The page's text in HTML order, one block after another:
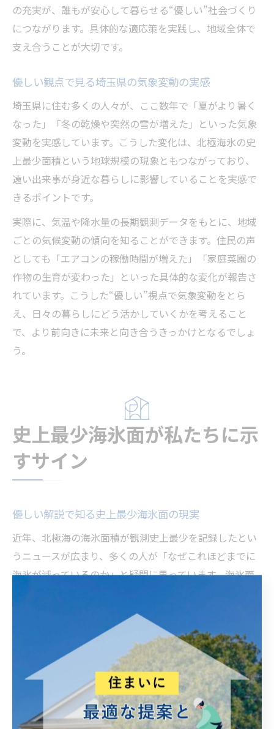
の充実が、誰もが安心して暮らせる“優しい”社会づくり
につながります。具体的な適応策を実践し、地域全体で
支え合うことが大切です。
優しい観点で見る埼玉県の気象変動の実感
埼玉県に住む多くの人々が、ここ数年で「夏がより暑く
なった」「冬の乾燥や突然の雪が増えた」といった気象
変動を実感しています。こうした変化は、北極海氷の史
上最少面積という地球規模の現象ともつながっており、
遠い出来事が身近な暮らしに影響していることを実感で
きるポイントです。
実際に、気温や降水量の長期観測データをもとに、地域
ごとの気候変動の傾向を知ることができます。住民の声
としても「エアコンの稼働時間が増えた」「家庭菜園の
作物の生育が変わった」といった具体的な変化が報告さ
れています。こうした“優しい”視点で気象変動をとら
え、日々の暮らしにどう活かしていくかを考えること
で、より前向きに未来と向き合うきっかけとなるでしょ
う。
史上最少海氷面が私たちに示
すサイン
優しい解説で知る史上最少海氷面の現実
近年、北極海の海氷面積が観測史上最少を記録したとい
うニュースが広まり、多くの人が「なぜこれほどまでに
海氷が減っているのか」と疑問に思っています。海氷面
温室効果ガスの増加によって北極圏の気温が上昇し、氷
が溶けやすくなっています。
たとえば、過去数十年の観測データによると、北極の夏
季の海氷面積は1970年代に比べて約半分以下にまで減少
した年もありました。こうした変化は専門家による長期
観測や気象衛星のデータで裏付けられています。これら